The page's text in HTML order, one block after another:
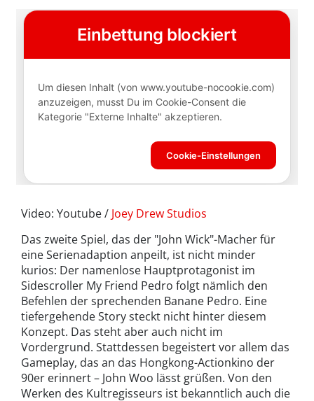
Video: Youtube / Joey Drew Studios
Das zweite Spiel, das der "John Wick"-Macher für
eine Serienadaption anpeilt, ist nicht minder
kurios: Der namenlose Hauptprotagonist im
Sidescroller My Friend Pedro folgt nämlich den
Befehlen der sprechenden Banane Pedro. Eine
tiefergehende Story steckt nicht hinter diesem
Konzept. Das steht aber auch nicht im
Vordergrund. Stattdessen begeistert vor allem das
Gameplay, das an das Hongkong-Actionkino der
90er erinnert – John Woo lässt grüßen. Von den
Werken des Kultregisseurs ist bekanntlich auch die